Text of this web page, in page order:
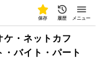
保存 履歴 メニュー
ケ・ネットカフ
バイト・パート